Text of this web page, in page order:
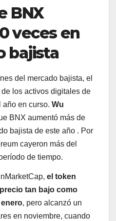
BNX
veces en
bajista
del mercado bajista, el
los activos digitales de
año en curso. Wu
BNX aumentó más de
bajista de este año . Por
cayeron más del
de tiempo.
el token
tan bajo como
enero, pero alcanzó un
en noviembre, cuando